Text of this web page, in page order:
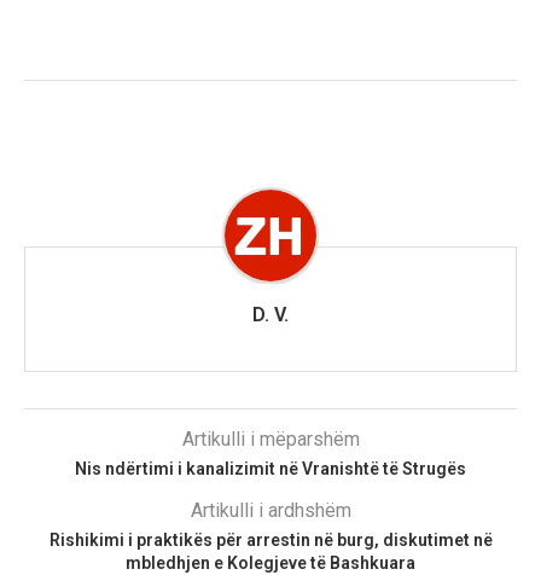
D. V.
Artikulli i mëparshëm
Nis ndërtimi i kanalizimit në Vranishtë të Strugës
Artikulli i ardhshëm
Rishikimi i praktikës për arrestin në burg, diskutimet në
mbledhjen e Kolegjeve të Bashkuara